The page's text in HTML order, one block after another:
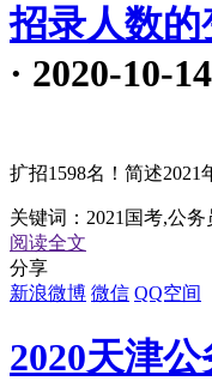
招录人数的
· 2020-10-14
扩招1598名！简述
关键词： 2021国考,公
阅读全文
分享
新浪微博 微信 QQ空间
2020天津